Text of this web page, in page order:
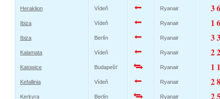
Heraklion Vídeň Ryanair 3
Ibiza Vídeň Ryanair 1
Ibiza Berlín Ryanair 3
Kalamata Vídeň Ryanair 2
Katowice Budapešť Ryanair 1
Kefallinia Vídeň Ryanair 2
Kerkyra Berlín Ryanair 2